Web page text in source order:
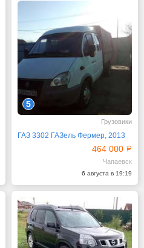
5
Грузовики
ГАЗ 3302 ГАЗель Фермер, 2013
464 000
Чапаевск
6 августа в 19:19